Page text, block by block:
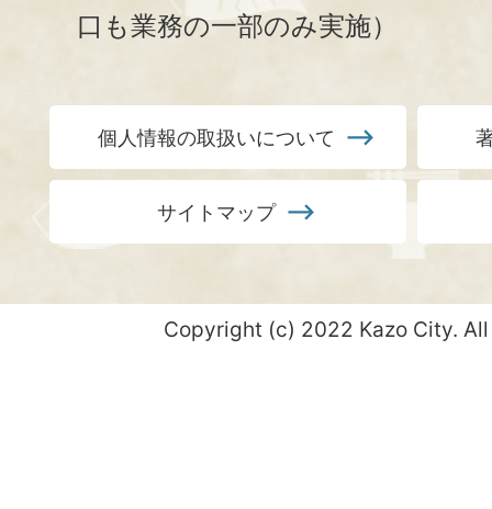
口も業務の一部のみ実施）
個人情報の取扱いについて
サイトマップ
Copyright (c) 2022 Kazo City.